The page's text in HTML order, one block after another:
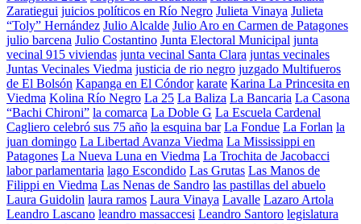
Zaratiegui juicios políticos en Río Negro Julieta Vinaya Julieta
“Toly” Hernández Julio Alcalde Julio Aro en Carmen de Patagones
julio barcena Julio Costantino Junta Electoral Municipal junta
vecinal 915 viviendas junta vecinal Santa Clara juntas vecinales
Juntas Vecinales Viedma justicia de rio negro juzgado Multifueros
de El Bolsón Kapanga en El Cóndor karate Karina La Princesita en
Viedma Kolina Río Negro La 25 La Baliza La Bancaria La Casona
“Bachi Chironi” la comarca La Doble G La Escuela Cardenal
Cagliero celebró sus 75 año la esquina bar La Fondue La Forlan la
juan domingo La Libertad Avanza Viedma La Mississippi en
Patagones La Nueva Luna en Viedma La Trochita de Jacobacci
labor parlamentaria lago Escondido Las Grutas Las Manos de
Filippi en Viedma Las Nenas de Sandro las pastillas del abuelo
Laura Guidolin laura ramos Laura Vinaya Lavalle Lazaro Artola
Leandro Lascano leandro massaccesi Leandro Santoro legislatura